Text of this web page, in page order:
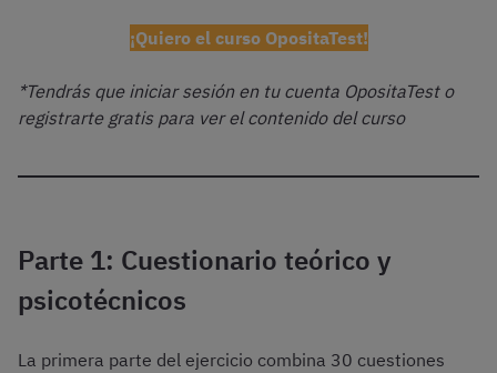
¡Quiero el curso OpositaTest!
*Tendrás que iniciar sesión en tu cuenta OpositaTest o
registrarte gratis para ver el contenido del curso
Parte 1: Cuestionario teórico y
psicotécnicos
La primera parte del ejercicio combina 30 cuestiones